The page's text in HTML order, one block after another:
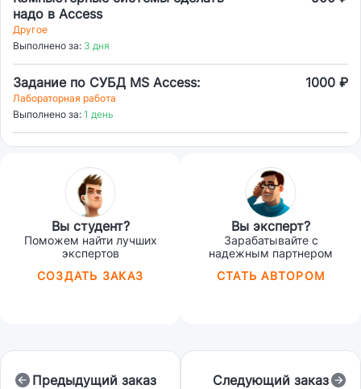
надо в Access
Другое
Выполнено за: 3 дня
Задание по СУБД MS Access: 1000 ₽
Лабораторная работа
Выполнено за: 1 день
Вы студент?
Поможем найти лучших
экспертов
СОЗДАТЬ ЗАКАЗ
Вы эксперт?
Зарабатывайте с
надежным партнером
СТАТЬ АВТОРОМ
Предыдущий заказ
Следующий заказ